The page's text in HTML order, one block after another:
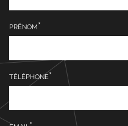
PRÉNOM
TÉLÉPHONE